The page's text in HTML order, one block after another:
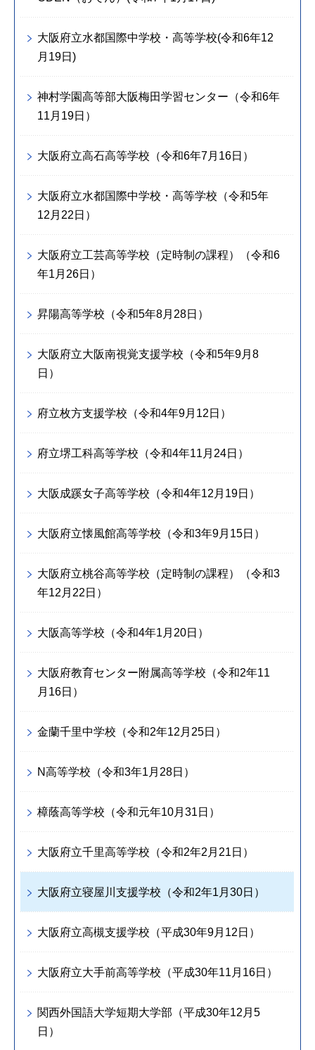
大阪府立水都国際中学校・高等学校(令和6年12
月19日)
神村学園高等部大阪梅田学習センター（令和6年
11月19日）
大阪府立高石高等学校（令和6年7月16日）
大阪府立水都国際中学校・高等学校（令和5年
12月22日）
大阪府立工芸高等学校（定時制の課程）（令和6
年1月26日）
昇陽高等学校（令和5年8月28日）
大阪府立大阪南視覚支援学校（令和5年9月8
日）
府立枚方支援学校（令和4年9月12日）
府立堺工科高等学校（令和4年11月24日）
大阪成蹊女子高等学校（令和4年12月19日）
大阪府立懐風館高等学校（令和3年9月15日）
大阪府立桃谷高等学校（定時制の課程）（令和3
年12月22日）
大阪高等学校（令和4年1月20日）
大阪府教育センター附属高等学校（令和2年11
月16日）
金蘭千里中学校（令和2年12月25日）
N高等学校（令和3年1月28日）
樟蔭高等学校（令和元年10月31日）
大阪府立千里高等学校（令和2年2月21日）
大阪府立寝屋川支援学校（令和2年1月30日）
大阪府立高槻支援学校（平成30年9月12日）
大阪府立大手前高等学校（平成30年11月16日）
関西外国語大学短期大学部（平成30年12月5
日）